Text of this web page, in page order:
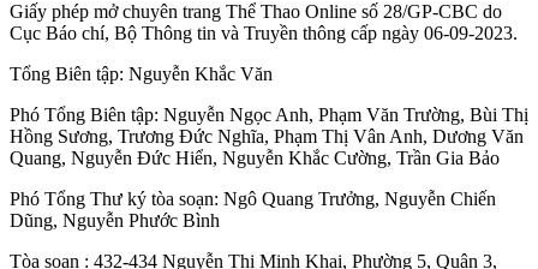
Giấy phép mở chuyên trang Thể Thao Online số 28/GP-CBC do
Cục Báo chí, Bộ Thông tin và Truyền thông cấp ngày 06-09-2023.
Tổng Biên tập: Nguyễn Khắc Văn
Phó Tổng Biên tập: Nguyễn Ngọc Anh, Phạm Văn Trường, Bùi Thị
Hồng Sương, Trương Đức Nghĩa, Phạm Thị Vân Anh, Dương Văn
Quang, Nguyễn Đức Hiển, Nguyễn Khắc Cường, Trần Gia Bảo
Phó Tổng Thư ký tòa soạn: Ngô Quang Trưởng, Nguyễn Chiến
Dũng, Nguyễn Phước Bình
Tòa soạn : 432-434 Nguyễn Thị Minh Khai, Phường 5, Quận 3,